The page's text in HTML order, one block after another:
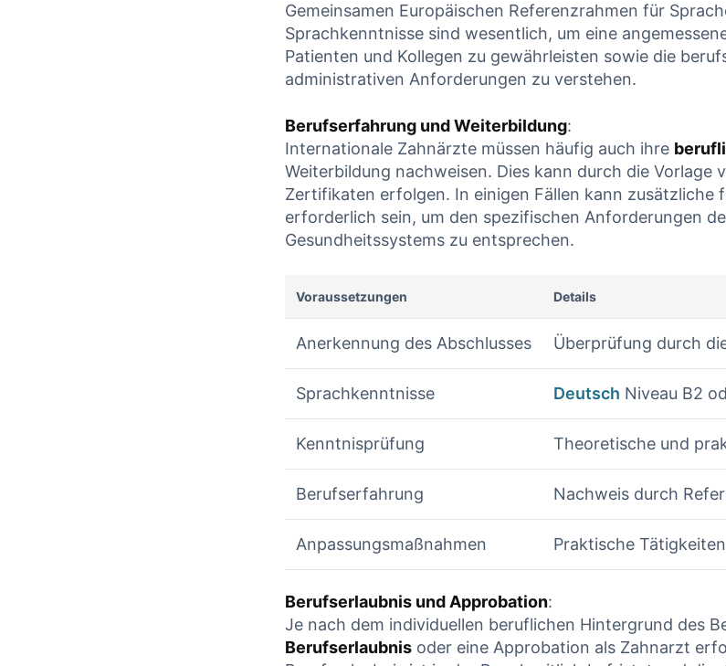
Gemeinsamen Europäischen Referenzrahmen für
Sprachkenntnisse sind wesentlich, ⁤um eine
Patienten und Kollegen zu gewährleisten sowie die‌
administrativen Anforderungen zu verstehen.
Berufserfahrung und Weiterbildung:
Internationale Zahnärzte müssen häufig auch⁢ ihre‍
Weiterbildung nachweisen. ⁤Dies kann ⁣durch die‍ Vorlage
Zertifikaten erfolgen. In einigen Fällen kann zusätzliche
erforderlich⁤ sein, ‍um den ⁤spezifischen ‍Anforderungen
Gesundheitssystems zu entsprechen.
Voraussetzungen Details
Anerkennung des Abschlusses Überprüfung durch
Sprachkenntnisse Deutsch Niveau B2
Kenntnisprüfung Theoretische⁤ und
Berufserfahrung Nachweis durch
Anpassungsmaßnahmen Praktische
Berufserlaubnis und Approbation:
Je nach dem individuellen beruflichen Hintergrund des
Berufserlaubnis oder eine Approbation als Zahnarzt